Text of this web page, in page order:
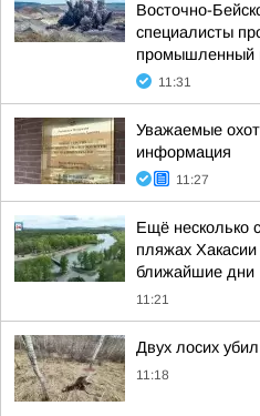
Восточно-
специалисты
промышленный
11:31
Уважаемые
информация
11:27
Ещё несколько
пляжах
ближайшие дни
11:21
Двух лосих
11:18